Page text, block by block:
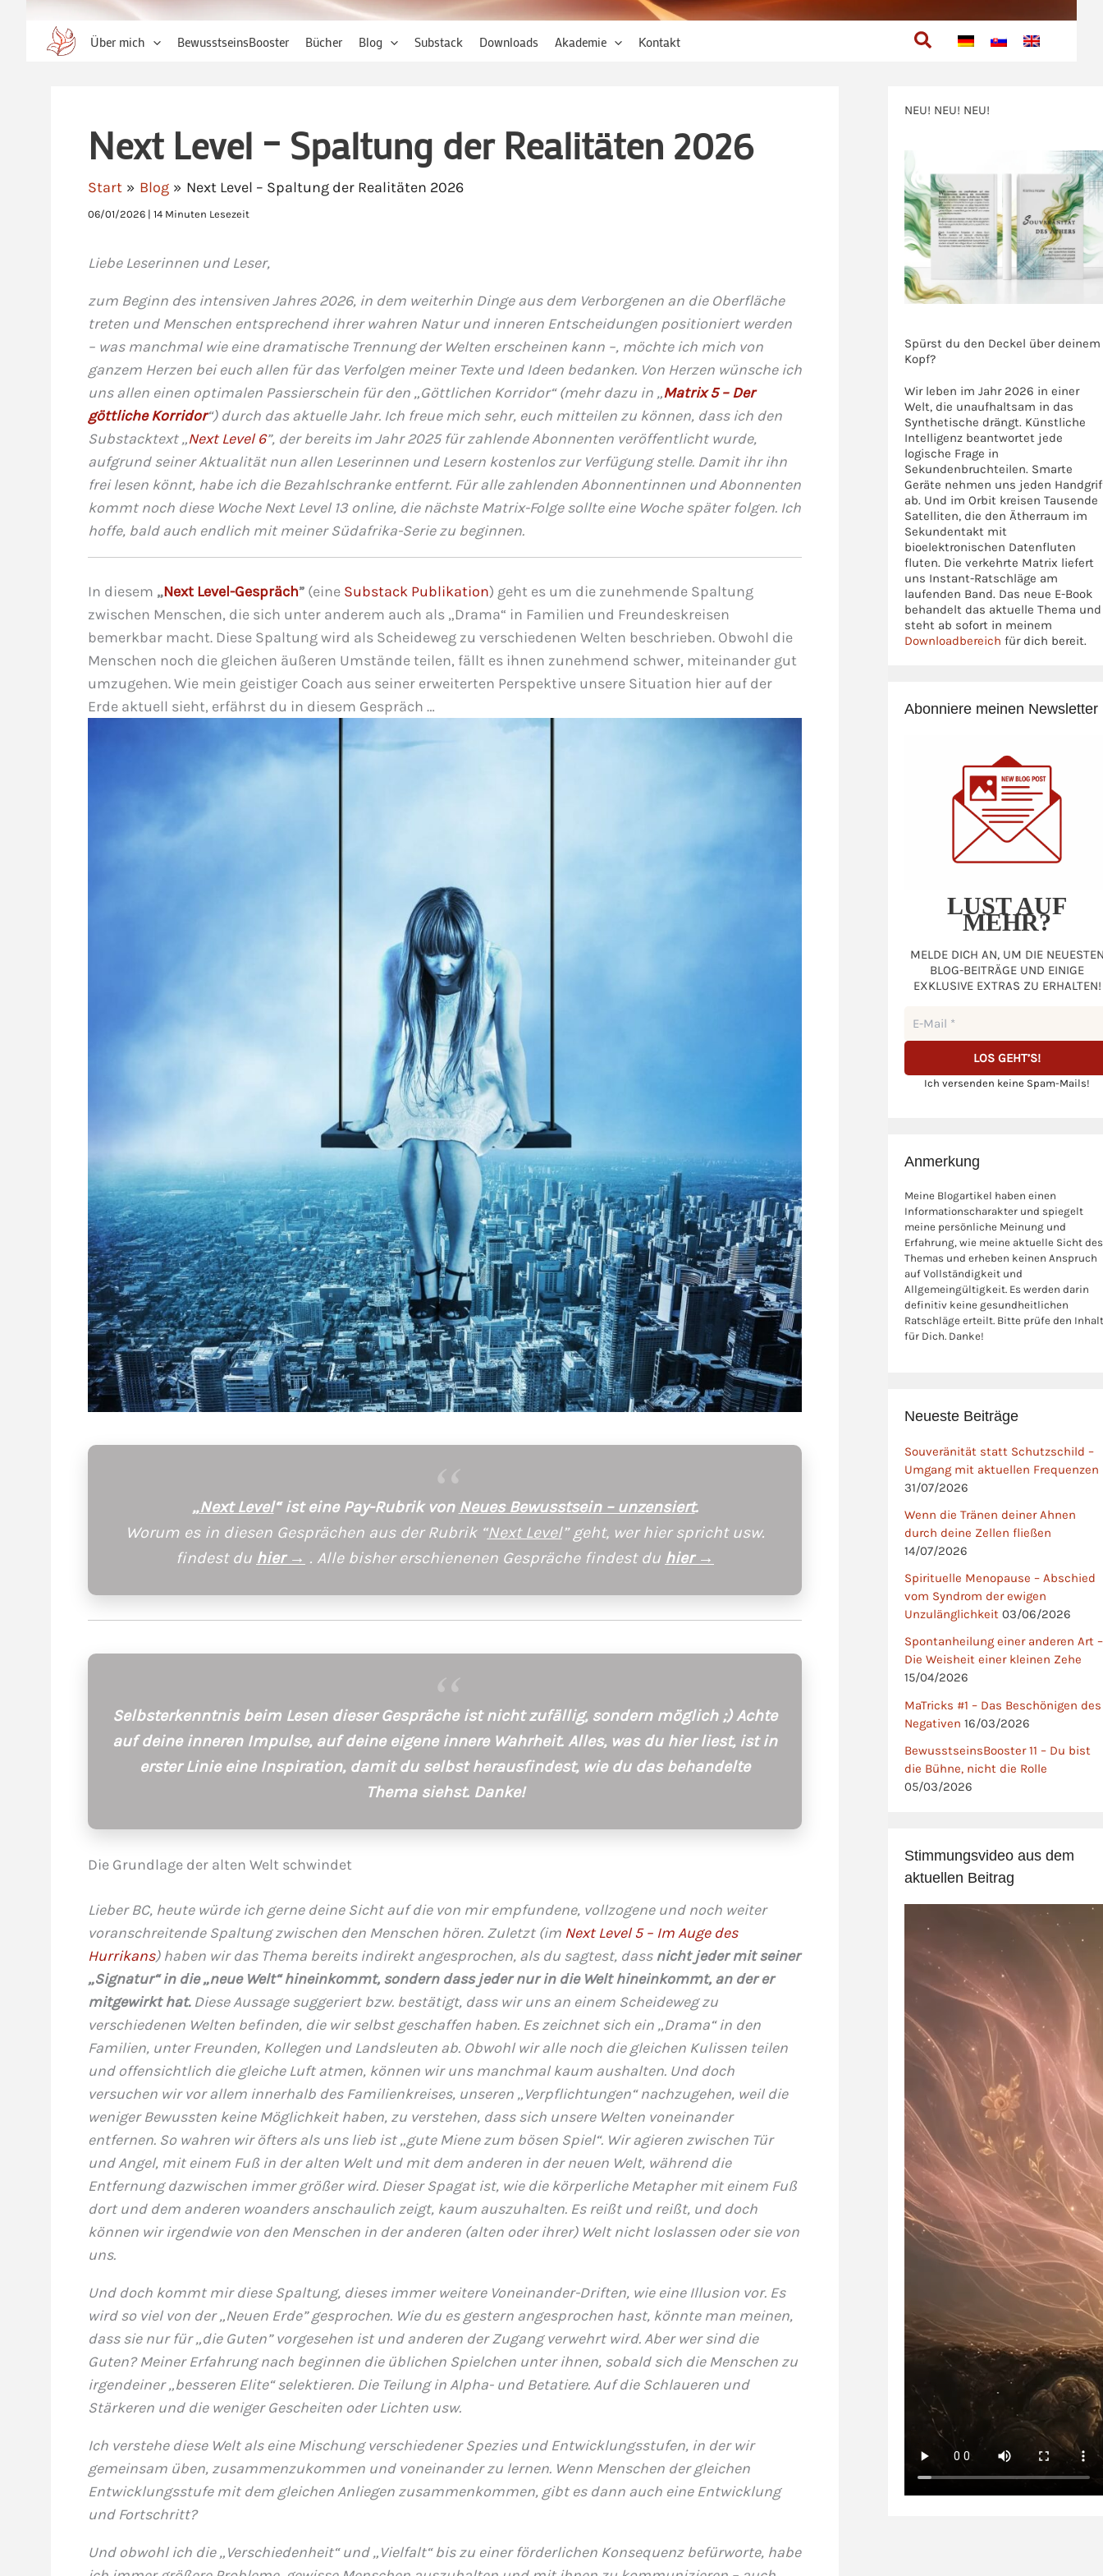
Über mich BewusstseinsBooster Bücher Blog Substack Downloads Akademie Kontakt Suchen
Next Level – Spaltung der Realitäten 2026
Start Blog Next Level – Spaltung der Realitäten 2026
06/01/2026 | 14 Minuten Lesezeit
Liebe Leserinnen und Leser,
zum Beginn des intensiven Jahres 2026, in dem weiterhin Dinge aus dem Verborgenen an die Oberfläche
treten und Menschen entsprechend ihrer wahren Natur und inneren Entscheidungen positioniert werden
– was manchmal wie eine dramatische Trennung der Welten erscheinen kann –, möchte ich mich von
ganzem Herzen bei euch allen für das Verfolgen meiner Texte und Ideen bedanken. Von Herzen wünsche ich
uns allen einen optimalen Passierschein für den „Göttlichen Korridor“ (mehr dazu in „Matrix 5 – Der
göttliche Korridor“) durch das aktuelle Jahr. Ich freue mich sehr, euch mitteilen zu können, dass ich den
Substacktext „Next Level 6”, der bereits im Jahr 2025 für zahlende Abonnenten veröffentlicht wurde,
aufgrund seiner Aktualität nun allen Leserinnen und Lesern kostenlos zur Verfügung stelle. Damit ihr ihn
frei lesen könnt, habe ich die Bezahlschranke entfernt. Für alle zahlenden Abonnentinnen und Abonnenten
kommt noch diese Woche Next Level 13 online, die nächste Matrix-Folge sollte eine Woche später folgen. Ich
hoffe, bald auch endlich mit meiner Südafrika-Serie zu beginnen.
In diesem „Next Level-Gespräch” (eine Substack Publikation) geht es um die zunehmende Spaltung
zwischen Menschen, die sich unter anderem auch als „Drama“ in Familien und Freundeskreisen
bemerkbar macht. Diese Spaltung wird als Scheideweg zu verschiedenen Welten beschrieben. Obwohl die
Menschen noch die gleichen äußeren Umstände teilen, fällt es ihnen zunehmend schwer, miteinander gut
umzugehen. Wie mein geistiger Coach aus seiner erweiterten Perspektive unsere Situation hier auf der
Erde aktuell sieht, erfährst du in diesem Gespräch …
„Next Level“ ist eine Pay-Rubrik von Neues Bewusstsein – unzensiert.
Worum es in diesen Gesprächen aus der Rubrik “Next Level” geht, wer hier spricht usw.
findest du hier → . Alle bisher erschienenen Gespräche findest du hier →
Selbsterkenntnis beim Lesen dieser Gespräche ist nicht zufällig, sondern möglich ;) Achte
auf deine inneren Impulse, auf deine eigene innere Wahrheit. Alles, was du hier liest, ist in
erster Linie eine Inspiration, damit du selbst herausfindest, wie du das behandelte
Thema siehst. Danke!
Die Grundlage der alten Welt schwindet
Lieber BC, heute würde ich gerne deine Sicht auf die von mir empfundene, vollzogene und noch weiter
voranschreitende Spaltung zwischen den Menschen hören. Zuletzt (im Next Level 5 – Im Auge des
Hurrikans) haben wir das Thema bereits indirekt angesprochen, als du sagtest, dass nicht jeder mit seiner
„Signatur“ in die „neue Welt“ hineinkommt, sondern dass jeder nur in die Welt hineinkommt, an der er
mitgewirkt hat.Diese Aussage suggeriert bzw. bestätigt, dass wir uns an einem Scheideweg zu
verschiedenen Welten befinden, die wir selbst geschaffen haben. Es zeichnet sich ein „Drama“ in den
Familien, unter Freunden, Kollegen und Landsleuten ab. Obwohl wir alle noch die gleichen Kulissen teilen
und offensichtlich die gleiche Luft atmen, können wir uns manchmal kaum aushalten. Und doch
versuchen wir vor allem innerhalb des Familienkreises, unseren „Verpflichtungen“ nachzugehen, weil die
weniger Bewussten keine Möglichkeit haben, zu verstehen, dass sich unsere Welten voneinander
entfernen. So wahren wir öfters als uns lieb ist „gute Miene zum bösen Spiel“. Wir agieren zwischen Tür
und Angel, mit einem Fuß in der alten Welt und mit dem anderen in der neuen Welt, während die
Entfernung dazwischen immer größer wird. Dieser Spagat ist, wie die körperliche Metapher mit einem Fuß
dort und dem anderen woanders anschaulich zeigt, kaum auszuhalten. Es reißt und reißt, und doch
können wir irgendwie von den Menschen in der anderen (alten oder ihrer) Welt nicht loslassen oder sie von
uns.
Und doch kommt mir diese Spaltung, dieses immer weitere Voneinander-Driften, wie eine Illusion vor. Es
wird so viel von der „Neuen Erde” gesprochen. Wie du es gestern angesprochen hast, könnte man meinen,
dass sie nur für „die Guten” vorgesehen ist und anderen der Zugang verwehrt wird. Aber wer sind die
Guten? Meiner Erfahrung nach beginnen die üblichen Spielchen unter ihnen, sobald sich die Menschen zu
irgendeiner „besseren Elite“ selektieren. Die Teilung in Alpha- und Betatiere. Auf die Schlaueren und
Stärkeren und die weniger Gescheiten oder Lichten usw.
Ich verstehe diese Welt als eine Mischung verschiedener Spezies und Entwicklungsstufen, in der wir
gemeinsam üben, zusammenzukommen und voneinander zu lernen. Wenn Menschen der gleichen
Entwicklungsstufe mit dem gleichen Anliegen zusammenkommen, gibt es dann auch eine Entwicklung
und Fortschritt?
Und obwohl ich die „Verschiedenheit“ und „Vielfalt“ bis zu einer förderlichen Konsequenz befürworte, habe
NEU! NEU! NEU!
Spürst du den Deckel über deinem
Kopf?
Wir leben im Jahr 2026 in einer
Welt, die unaufhaltsam in das
Synthetische drängt. Künstliche
Intelligenz beantwortet jede
logische Frage in
Sekundenbruchteilen. Smarte
Geräte nehmen uns jeden
ab. Und im Orbit kreisen Tausende
Satelliten, die den Ätherraum im
Sekundentakt mit
bioelektronischen Datenfluten
fluten. Die verkehrte Matrix liefert
uns Instant-Ratschläge am
laufenden Band. Das neue E-Book
behandelt das aktuelle Thema und
steht ab sofort in meinem
Downloadbereich für dich bereit.
Abonniere meinen Newsletter
LUST AUF
MEHR?
MELDE DICH AN, UM DIE
BLOG-BEITRÄGE UND EINIGE
EXKLUSIVE EXTRAS ZU ERHALTEN!
Ich versenden keine Spam-Mails!
Anmerkung
Meine Blogartikel haben einen
Informationscharakter und spiegelt
meine persönliche Meinung und
Erfahrung, wie meine aktuelle Sicht des
Themas und erheben keinen Anspruch
auf Vollständigkeit und
Allgemeingültigkeit. Es werden darin
definitiv keine gesundheitlichen
Ratschläge erteilt. Bitte prüfe den Inhalt
für Dich. Danke!
Neueste Beiträge
Souveränität statt Schutzschild –
Umgang mit aktuellen Frequenzen
31/07/2026
Wenn die Tränen deiner Ahnen
durch deine Zellen fließen
14/07/2026
Spirituelle Menopause – Abschied
vom Syndrom der ewigen
Unzulänglichkeit 03/06/2026
Spontanheilung einer anderen Art –
Die Weisheit einer kleinen Zehe
15/04/2026
MaTricks #1 – Das Beschönigen des
Negativen 16/03/2026
BewusstseinsBooster 11 – Du bist
die Bühne, nicht die Rolle
05/03/2026
Stimmungsvideo aus dem
aktuellen Beitrag